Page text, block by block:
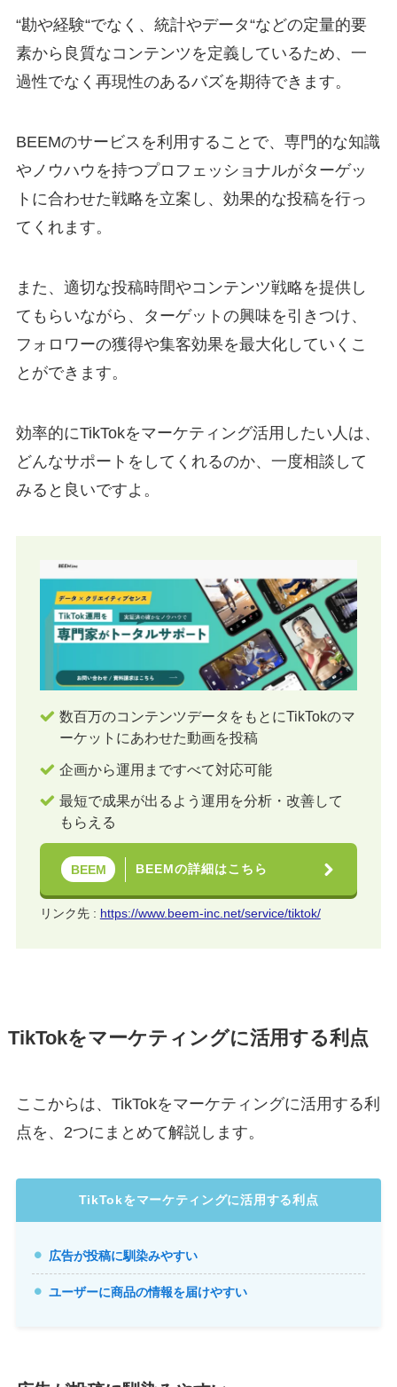
“勘や経験“でなく、統計やデータ“などの定量的要
素から良質なコンテンツを定義しているため、一
過性でなく再現性のあるバズを期待できます。
BEEMのサービスを利用することで、専門的な知識
やノウハウを持つプロフェッショナルがターゲッ
トに合わせた戦略を立案し、効果的な投稿を行っ
てくれます。
また、適切な投稿時間やコンテンツ戦略を提供し
てもらいながら、ターゲットの興味を引きつけ、
フォロワーの獲得や集客効果を最大化していくこ
とができます。
効率的にTikTokをマーケティング活用したい人は、
どんなサポートをしてくれるのか、一度相談して
みると良いですよ。
数百万のコンテンツデータをもとにTikTokのマ
ーケットにあわせた動画を投稿
企画から運用まですべて対応可能
最短で成果が出るよう運用を分析・改善して
もらえる
BEEM BEEMの詳細はこちら
リンク先 : https://www.beem-inc.net/service/tiktok/
TikTokをマーケティングに活用する利点
ここからは、TikTokをマーケティングに活用する利
点を、2つにまとめて解説します。
TikTokをマーケティングに活用する利点
広告が投稿に馴染みやすい
ユーザーに商品の情報を届けやすい